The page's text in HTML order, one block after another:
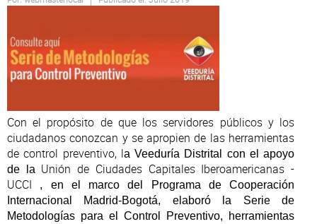
Con el propósito de que los servidores públicos y los
ciudadanos conozcan y se apropien de las herramientas
de control preventivo, la Veeduría Distrital con el apoyo
de la Unión de Ciudades Capitales Iberoamericanas -
UCCI
, en el marco del Programa de Cooperación
Internacional Madrid-Bogotá, elaboró la Serie de
Metodologías para el Control Preventivo, herramientas